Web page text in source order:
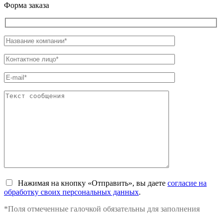
Форма заказа
Нажимая на кнопку «Отправить», вы даете согласие на
обработку своих персональных данных.
*Поля отмеченные галочкой обязательны для заполнения